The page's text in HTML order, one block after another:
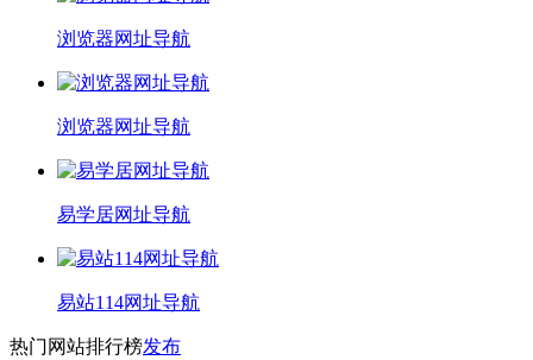
浏览器网址导航
浏览器网址导航
易学居网址导航
易站114网址导航
热门网站排行榜发布